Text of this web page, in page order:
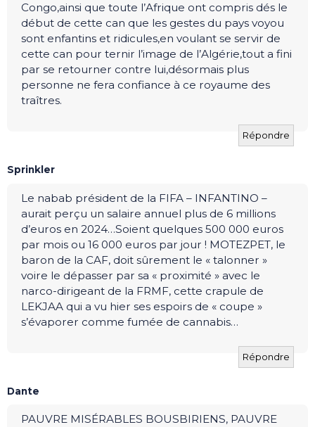
Congo,ainsi que toute l’Afrique ont compris dés le
début de cette can que les gestes du pays voyou
sont enfantins et ridicules,en voulant se servir de
cette can pour ternir l’image de l’Algérie,tout a fini
par se retourner contre lui,désormais plus
personne ne fera confiance à ce royaume des
traîtres.
Répondre
Sprinkler
Le nabab président de la FIFA – INFANTINO –
aurait perçu un salaire annuel plus de 6 millions
d’euros en 2024…Soient quelques 500 000 euros
par mois ou 16 000 euros par jour ! MOTEZPET, le
baron de la CAF, doit sûrement le « talonner »
voire le dépasser par sa « proximité » avec le
narco-dirigeant de la FRMF, cette crapule de
LEKJAA qui a vu hier ses espoirs de « coupe »
s’évaporer comme fumée de cannabis…
Répondre
Dante
PAUVRE MISÉRABLES BOUSBIRIENS, PAUVRE